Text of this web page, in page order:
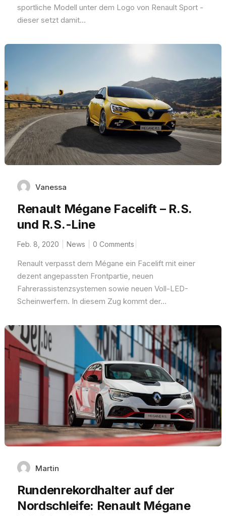
sportliche Modell unter dem Logo von Renault Sport -
dieser setzt damit...
Vanessa
Renault Mégane Facelift – R.S.
und R.S.-Line
Feb. 8, 2020 News 0 Comments
Renault verpasst dem Mégane ein Facelift mit einer
dezent angepassten Frontpartie, neuen
Fahrerassistenzsystemen sowie neuen Voll-LED-
Scheinwerfern. In diesem Zug kommt der...
Martin
Rundenrekordhalter auf der
Nordschleife: Renault Mégane